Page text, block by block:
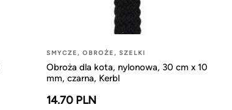
SMYCZE, OBROŻE, SZELKI
Obroża dla kota, nylonowa, 30 cm x 10
mm, czarna, Kerbl
14.70 PLN